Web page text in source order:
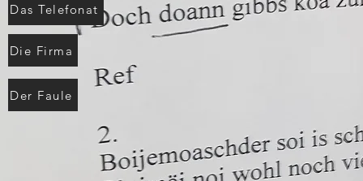
Das Telefonat
Die Firma
Der Faule